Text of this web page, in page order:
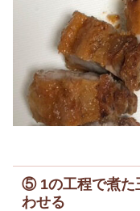
⑤ 1の工程で煮た
わせる